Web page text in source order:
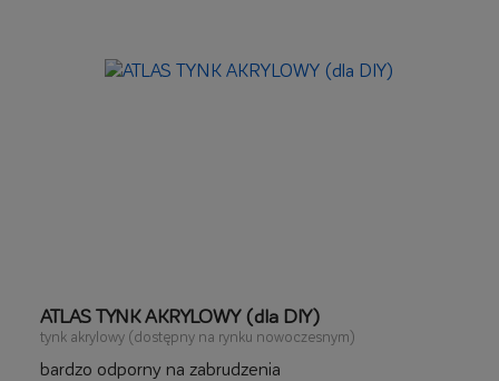
ATLAS TYNK AKRYLOWY (dla DIY)
tynk akrylowy (dostępny na rynku nowoczesnym)
bardzo odporny na zabrudzenia